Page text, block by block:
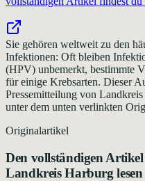
Sie gehören weltweit zu den
Infektionen: Oft bleiben
(HPV) unbemerkt, bestimmte
für einige Krebsarten. Dieser
Pressemitteilung von
unter dem unten verlinkten
Originalartikel
Den vollständigen
Landkreis Harburg lesen